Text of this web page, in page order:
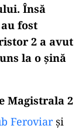
Însă
fost
2 a avut
la o șină
Magistrala 2
Feroviarși